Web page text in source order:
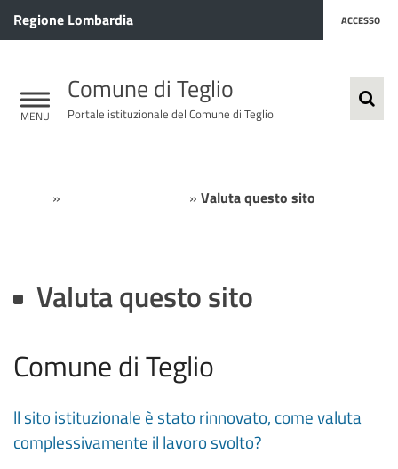
Regione Lombardia ACCESSO
Comune di Teglio
Portale istituzionale del Comune di Teglio
» » Valuta questo sito
Valuta questo sito
Comune di Teglio
ll sito istituzionale è stato rinnovato, come valuta
complessivamente il lavoro svolto?